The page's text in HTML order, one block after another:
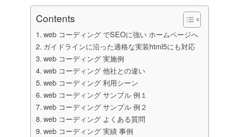
Contents
web コーディング でSEOに強い ホームページへ
ガイドラインに沿った適格な実装html5にも対応
web コーディング 実施例
web コーディング 他社との違い
web コーディング 利用シーン
web コーディング サンプル 例１
web コーディング サンプル 例２
web コーディング よくある質問
web コーディング 実績 事例